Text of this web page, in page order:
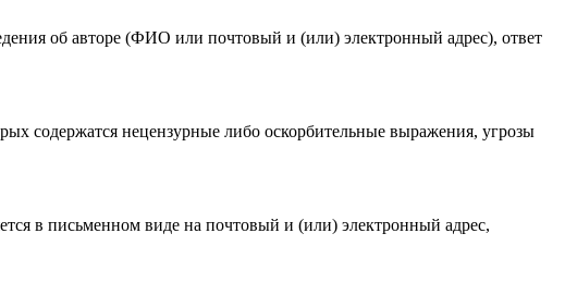
об авторе (ФИО или почтовый и (или) электронный адрес), ответ
содержатся нецензурные либо оскорбительные выражения, угрозы
в письменном виде на почтовый и (или) электронный адрес,